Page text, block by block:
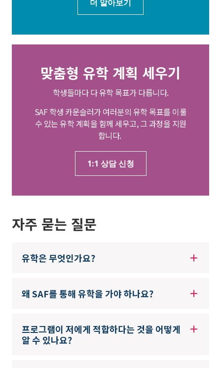
더 알아보기
맞춤형 유학 계획 세우기
학생들마다 다 유학 목표가 다릅니다.
SAF 학생 카운슬러가 여러분의 유학 목표를 이룰
수 있는 유학 계획을 함께 세우고, 그 과정을 지원
합니다.
1:1 상담 신청
자주 묻는 질문
유학은 무엇인가요?
왜 SAF를 통해 유학을 가야 하나요?
프로그램이 저에게 적합하다는 것을 어떻게
알 수 있나요?